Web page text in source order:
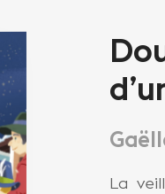
La